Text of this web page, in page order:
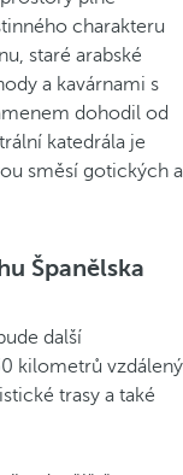
charakteru
staré arabské
a kavárnami s
dohodil od
katedrála je
směsí gotických a
Španělska
další
kilometrů vzdálený
trasy a také